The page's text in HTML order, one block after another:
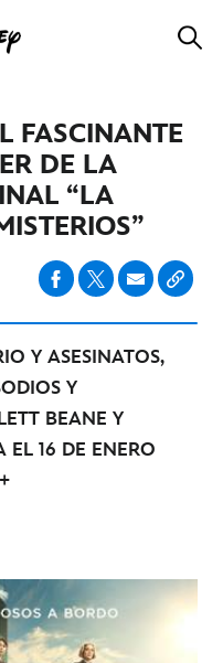
FASCINANTE
DE LA
“LA
Y ASESINATOS,
Y
BEANE Y
EL 16 DE ENERO